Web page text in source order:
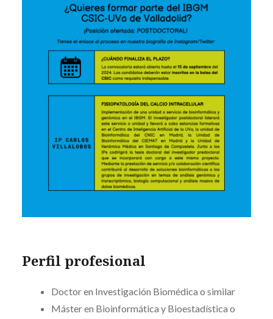
Perfil profesional
Doctor en Investigación Biomédica o similar
Máster en Bioinformática y Bioestadística o